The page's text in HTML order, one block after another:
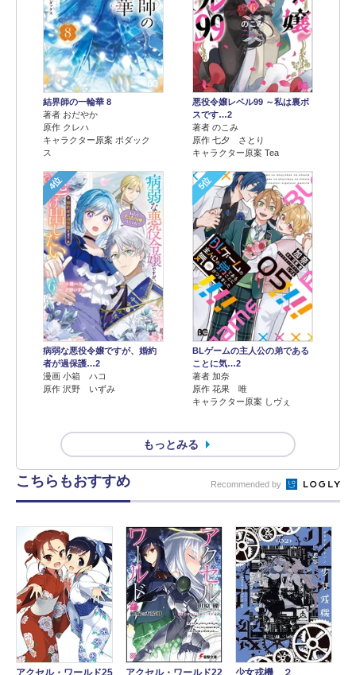
結界師の一輪華 8
著者 おだやか
原作 クレハ
キャラクター原案 ボダック
ス
悪役令嬢レベル99 ～私は裏ボ
スです…2
著者 のこみ
原作 七夕 さとり
キャラクター原案 Tea
4位
病弱な悪役令嬢ですが、婚約
者が過保護…2
漫画 小箱 ハコ
原作 沢野 いずみ
5位
BLゲームの主人公の弟である
ことに気…2
著者 加奈
原作 花果 唯
キャラクター原案 しヴぇ
もっとみる
こちらもおすすめ Recommended by
アクセル・ワールド25